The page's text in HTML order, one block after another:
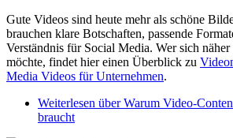
Gute Videos sind heute mehr als schöne
brauchen klare Botschaften, passende
Verständnis für Social Media. Wer sich
möchte, findet hier einen Überblick zu
Media Videos für Unternehmen.
Weiterlesen über Warum Video-
braucht